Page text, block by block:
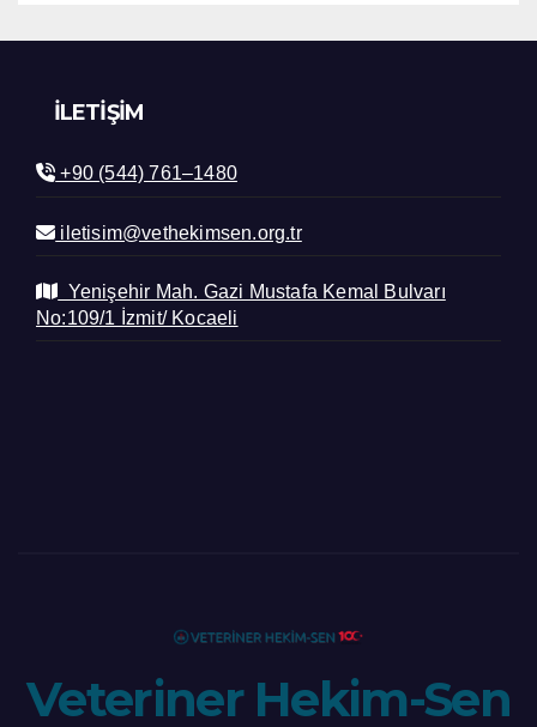
İLETIŞIM
+90 (544) 761–1480
iletisim@vethekimsen.org.tr
Yenişehir Mah. Gazi Mustafa Kemal Bulvarı
No:109/1 İzmit/ Kocaeli
Veteriner Hekim-Sen